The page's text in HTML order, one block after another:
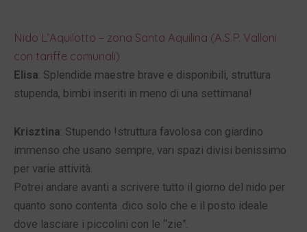
Nido L’Aquilotto – zona Santa Aquilina (A.S.P. Valloni
con tariffe comunali)
Elisa: Splendide maestre brave e disponibili, struttura
stupenda, bimbi inseriti in meno di una settimana!
Krisztina: Stupendo !struttura favolosa con giardino
immenso che usano sempre, vari spazi divisi benissimo
per varie attività.
Potrei andare avanti a scrivere tutto il giorno del nido per
quanto sono contenta .dico solo che e il posto ideale
dove lasciare i piccolini con le “zie”.